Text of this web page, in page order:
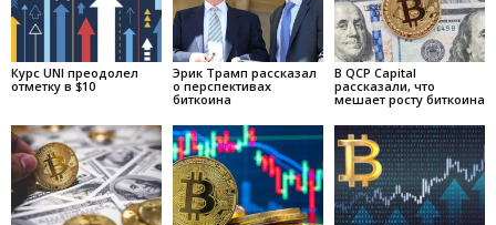
Курс UNI преодолел
отметку в $10
Эрик Трамп рассказал
о перспективах
биткоина
В QCP Capital
рассказали, что
мешает росту биткоина